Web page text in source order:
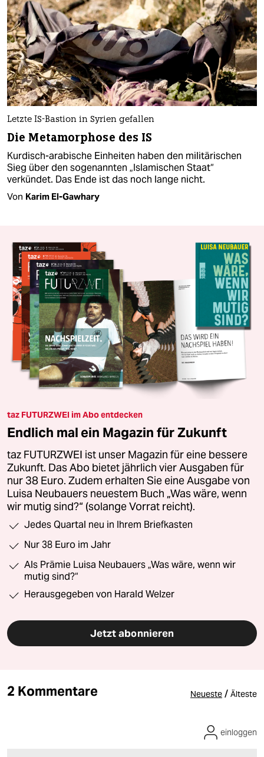
Letzte IS-Bastion in Syrien gefallen
Die Metamorphose des IS
Kurdisch-arabische Einheiten haben den militärischen
Sieg über den sogenannten „Islamischen Staat“
verkündet. Das Ende ist das noch lange nicht.
Von Karim El-Gawhary
taz FUTURZWEI im Abo entdecken
Endlich mal ein Magazin für Zukunft
taz FUTURZWEI ist unser Magazin für eine bessere
Zukunft. Das Abo bietet jährlich vier Ausgaben für
nur 38 Euro. Zudem erhalten Sie eine Ausgabe von
Luisa Neubauers neuestem Buch „Was wäre, wenn
wir mutig sind?“ (solange Vorrat reicht).
Jedes Quartal neu in Ihrem Briefkasten
Nur 38 Euro im Jahr
Als Prämie Luisa Neubauers „Was wäre, wenn wir
mutig sind?“
Herausgegeben von Harald Welzer
Jetzt abonnieren
2 Kommentare Neueste / Älteste
einloggen